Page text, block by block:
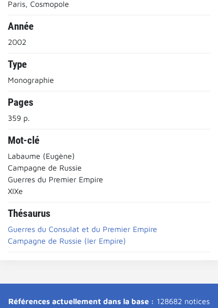
Paris, Cosmopole
Année
2002
Type
Monographie
Pages
359 p.
Mot-clé
Labaume (Eugène)
Campagne de Russie
Guerres du Premier Empire
XIXe
Thésaurus
Guerres du Consulat et du Premier Empire
Campagne de Russie (Ier Empire)
Références actuellement dans la base : 128682 notices